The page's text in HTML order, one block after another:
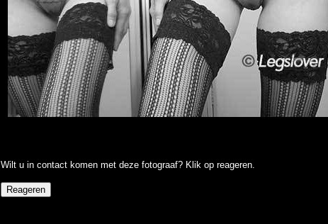
Wilt u in contact komen met deze fotograaf? Klik op reageren.